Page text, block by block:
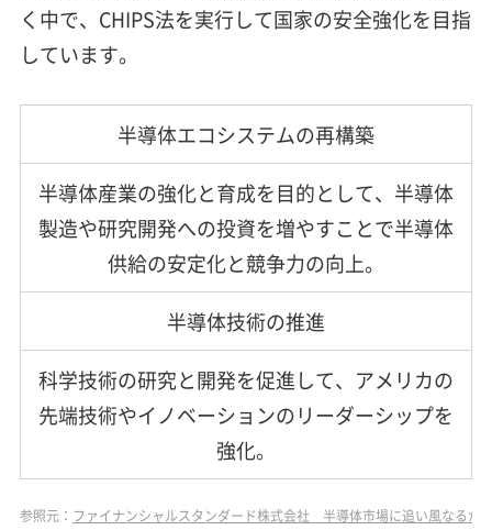
く中で、CHIPS法を実行して国家の安全強化を目指
しています。
半導体エコシステムの再構築
半導体産業の強化と育成を目的として、半導体
製造や研究開発への投資を増やすことで半導体
供給の安定化と競争力の向上。
半導体技術の推進
科学技術の研究と開発を促進して、アメリカの
先端技術やイノベーションのリーダーシップを
強化。
参照元： ファイナンシャルスタンダード株式会社 半導体市場に追い風なるか